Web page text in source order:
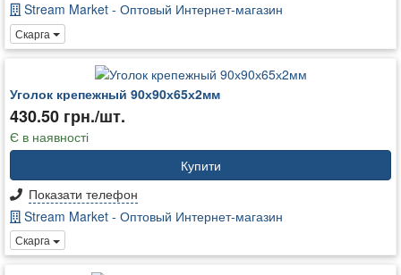
Stream Market - Оптовый Интернет-магазин
Скарга
Уголок крепежный 90х90х65х2мм
430.50 грн./шт.
Є в наявності
Купити
Показати телефон
Stream Market - Оптовый Интернет-магазин
Скарга